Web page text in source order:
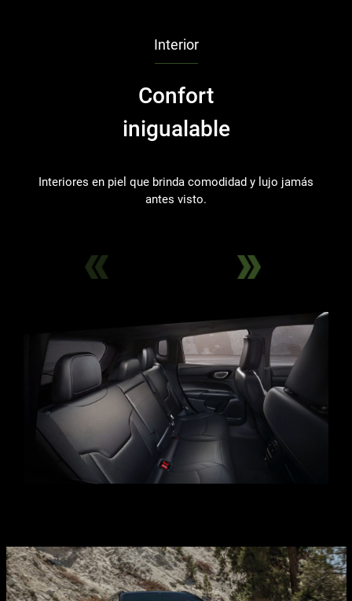
Interior
Confort
inigualable
Interiores en piel que brinda comodidad y lujo jamás
antes visto.